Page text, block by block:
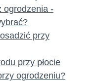
ogrodzenia -
przy
przy płocie
ogrodzeniu?